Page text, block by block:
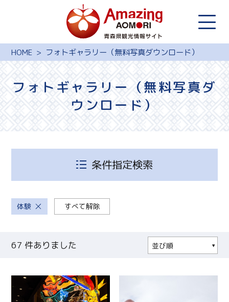
HOME フォトギャラリー（無料写真ダウンロード）
フォトギャラリー（無料写真ダ
ウンロード）
条件指定検索
体験 すべて解除
67 件ありました
並び順